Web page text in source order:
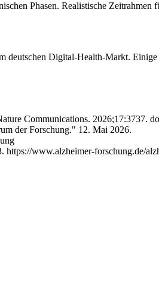
Phasen. Realistische Zeitrahmen
deutschen Digital-Health-Markt.
Communications. 2026;17:3737.
der Forschung." 12. Mai 2026.
www.alzheimer-forschung.de/